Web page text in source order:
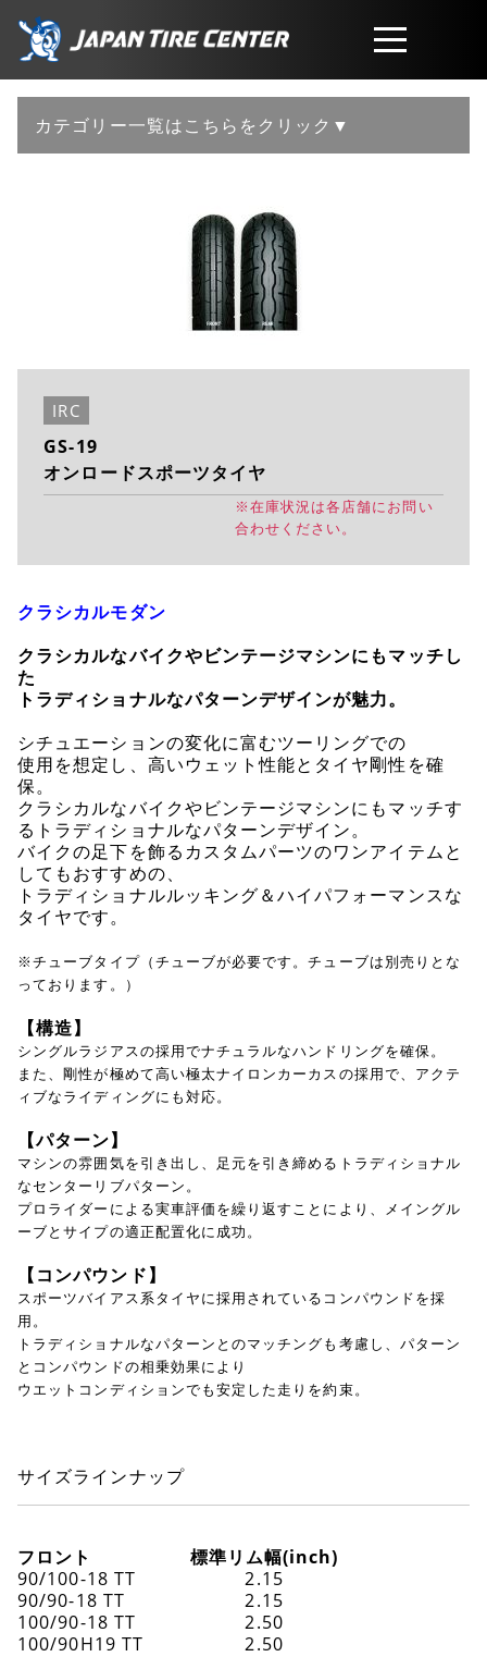
取扱商品
工賃・サービスについて
カテゴリー一覧はこちらをクリック▼
IRC
GS-19
オンロードスポーツタイヤ
※在庫状況は各店舗にお問い
合わせください。
クラシカルモダン
クラシカルなバイクやビンテージマシンにもマッチし
た
トラディショナルなパターンデザインが魅力。
シチュエーションの変化に富むツーリングでの
使用を想定し、高いウェット性能とタイヤ剛性を確
保。
クラシカルなバイクやビンテージマシンにもマッチす
るトラディショナルなパターンデザイン。
バイクの足下を飾るカスタムパーツのワンアイテムと
してもおすすめの、
トラディショナルルッキング＆ハイパフォーマンスな
タイヤです。
※チューブタイプ（チューブが必要です。チューブは別売りとな
っております。）
【構造】
シングルラジアスの採用でナチュラルなハンドリングを確保。
また、剛性が極めて高い極太ナイロンカーカスの採用で、 アクテ
ィブなライディングにも対応。
【パターン】
マシンの雰囲気を引き出し、足元を引き締める トラディショナル
なセンターリブパターン。
プロライダーによる実車評価を繰り返すことにより、
メイングル
ーブとサイプの適正配置化に成功。
【コンパウンド】
スポーツバイアス系タイヤに採用されているコンパウンドを採
用。
トラディショナルなパターンとのマッチングも考慮し、 パターン
とコンパウンドの相乗効果により
ウエットコンディションでも安定した走りを約束。
サイズラインナップ
フロント
90/100-18 TT
90/90-18 TT
100/90-18 TT
100/90H19 TT
標準リム幅(inch)
2.15
2.15
2.50
2.50